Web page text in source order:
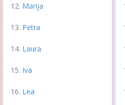
Marija
Petra
Laura
Iva
Lea